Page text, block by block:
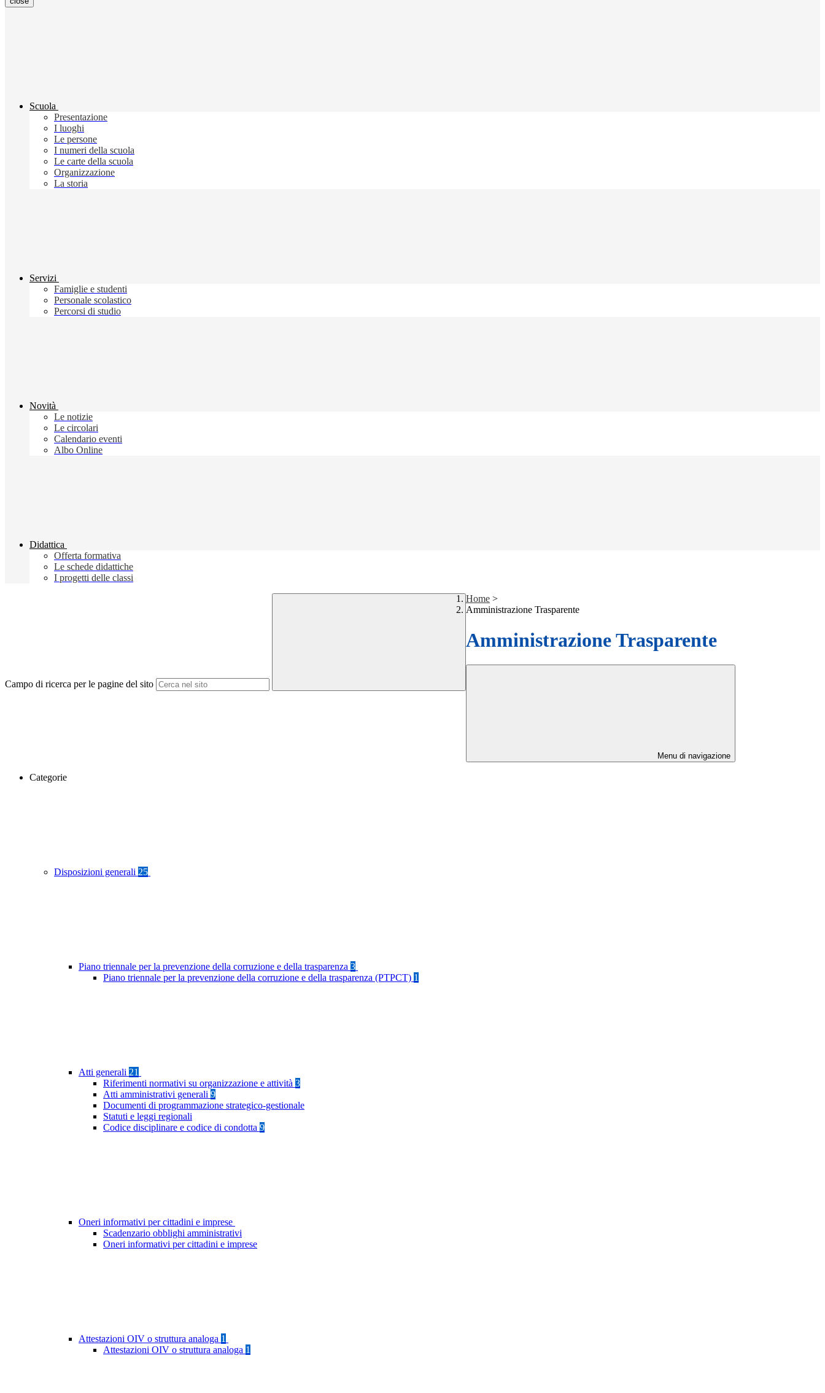
Scuola
Presentazione
I luoghi
Le persone
I numeri della scuola
Le carte della scuola
Organizzazione
La storia
Servizi
Famiglie e studenti
Personale scolastico
Percorsi di studio
Novità
Le notizie
Le circolari
Calendario eventi
Albo Online
Didattica
Offerta formativa
Le schede didattiche
I progetti delle classi
Campo di ricerca per le pagine del sito
Home >
Amministrazione Trasparente
Amministrazione Trasparente
Menu di navigazione
Categorie
Disposizioni generali 25
Piano triennale per la prevenzione della corruzione e della trasparenza 3
Piano triennale per la prevenzione della corruzione e della trasparenza (PTPCT) 1
Atti generali 21
Riferimenti normativi su organizzazione e attività 3
Atti amministrativi generali 9
Documenti di programmazione strategico-gestionale
Statuti e leggi regionali
Codice disciplinare e codice di condotta 9
Oneri informativi per cittadini e imprese
Scadenzario obblighi amministrativi
Oneri informativi per cittadini e imprese
Attestazioni OIV o struttura analoga 1
Attestazioni OIV o struttura analoga 1